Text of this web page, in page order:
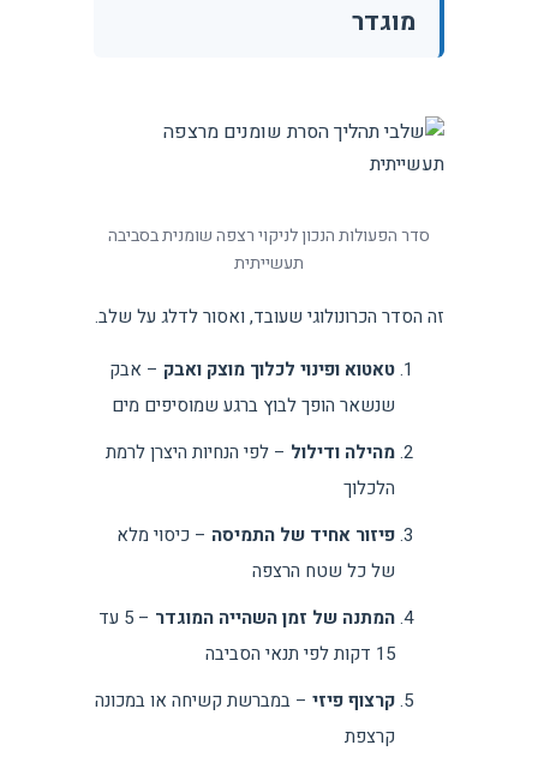
מוגדר
סדר הפעולות הנכון לניקוי רצפה שומנית בסביבה
תעשייתית
זה הסדר הכרונולוגי שעובד, ואסור לדלג על שלב.
טאטוא ופינוי לכלוך מוצק ואבק – אבק
שנשאר הופך לבוץ ברגע שמוסיפים מים
מהילה ודילול – לפי הנחיות היצרן לרמת
הלכלוך
פיזור אחיד של התמיסה – כיסוי מלא
של כל שטח הרצפה
המתנה של זמן השהייה המוגדר
– 5 עד
15 דקות לפי תנאי הסביבה
קרצוף פיזי – במברשת קשיחה או במכונה
קרצפת